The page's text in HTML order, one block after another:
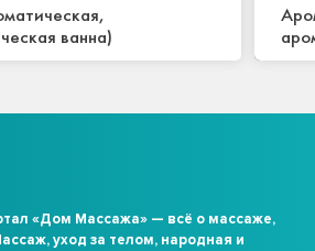
ванна)
«Дом Массажа» — всё о массаже,
уход за телом, народная и